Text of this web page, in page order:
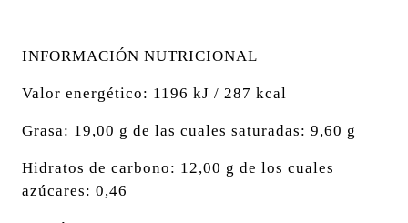
INFORMACIÓN NUTRICIONAL
Valor energético: 1196 kJ / 287 kcal
Grasa: 19,00 g de las cuales saturadas: 9,60 g
Hidratos de carbono: 12,00 g de los cuales
azúcares: 0,46